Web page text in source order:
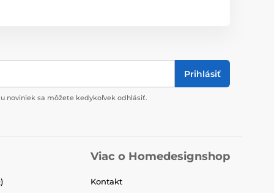
Prihlásiť
noviniek sa môžete kedykoľvek odhlásiť.
Viac o Homedesignshop
Kontakt